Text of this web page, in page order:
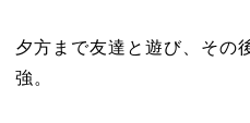
夕方まで友達と遊び、その
強。